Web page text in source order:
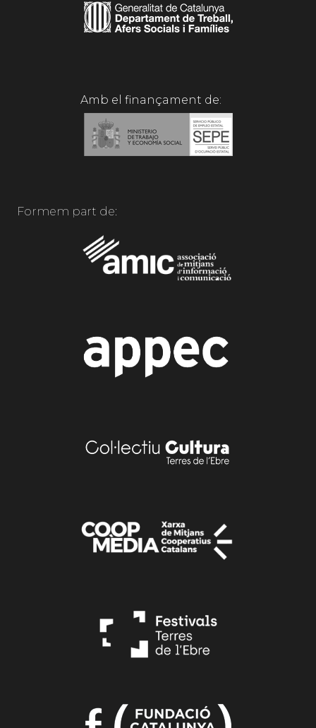
Amb el finançament de:
Formem part de: